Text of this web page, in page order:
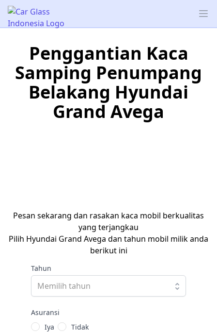
Car Glass Indonesia
Penggantian Kaca
Samping Penumpang
Belakang Hyundai
Grand Avega
Pesan sekarang dan rasakan kaca mobil berkualitas
yang terjangkau
Pilih Hyundai Grand Avega dan tahun mobil milik anda
berikut ini
Tahun
Asuransi
Iya
Tidak